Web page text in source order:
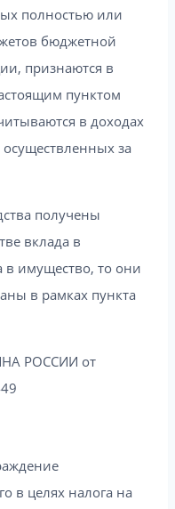
полностью или
бюджетной
признаются в
пунктом
в доходах
за
получены
вклада в
в имущество, то они
в рамках пункта
РОССИИ от
в целях налога на